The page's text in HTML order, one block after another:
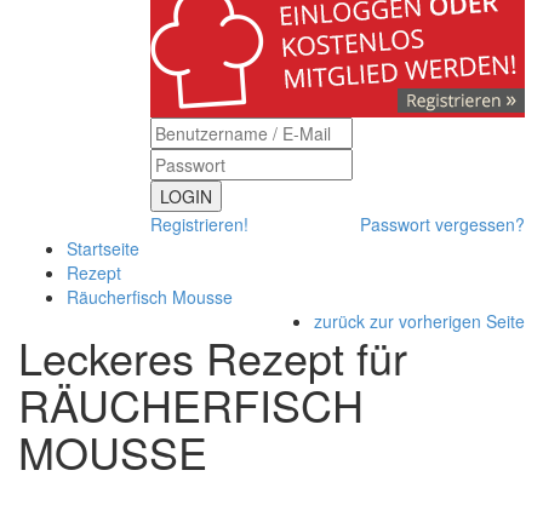
LOGIN
Registrieren!
Passwort vergessen?
Startseite
Rezept
Räucherfisch Mousse
zurück zur vorherigen Seite
Leckeres Rezept für
RÄUCHERFISCH
MOUSSE